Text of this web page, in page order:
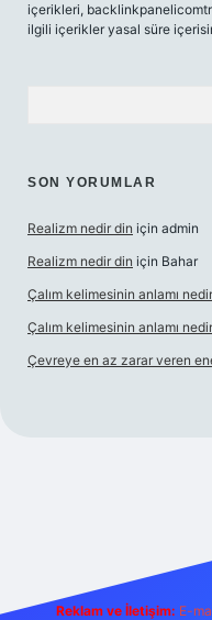
içerikleri,
ilgili içerikler yasal süre
SON YORUMLAR
Realizm nedir din için admin
Realizm nedir din için Bahar
Çalım kelimesinin anlamı nedir
Çalım kelimesinin anlamı nedir
Çevreye en az zarar veren
Reklam ve İletişim: E-